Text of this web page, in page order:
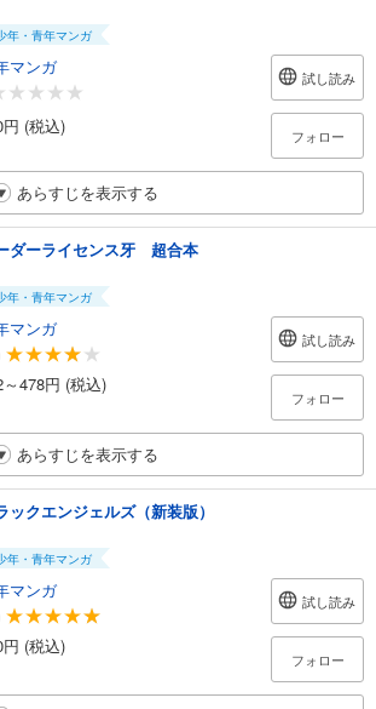
年・青年マンガ
マンガ
円 (税込)
試し読み
フォロー
あらすじを表示する
ダーライセンス牙 超合本
年・青年マンガ
マンガ
～478円 (税込)
試し読み
フォロー
あらすじを表示する
ックエンジェルズ（新装版）
年・青年マンガ
マンガ
円 (税込)
試し読み
フォロー